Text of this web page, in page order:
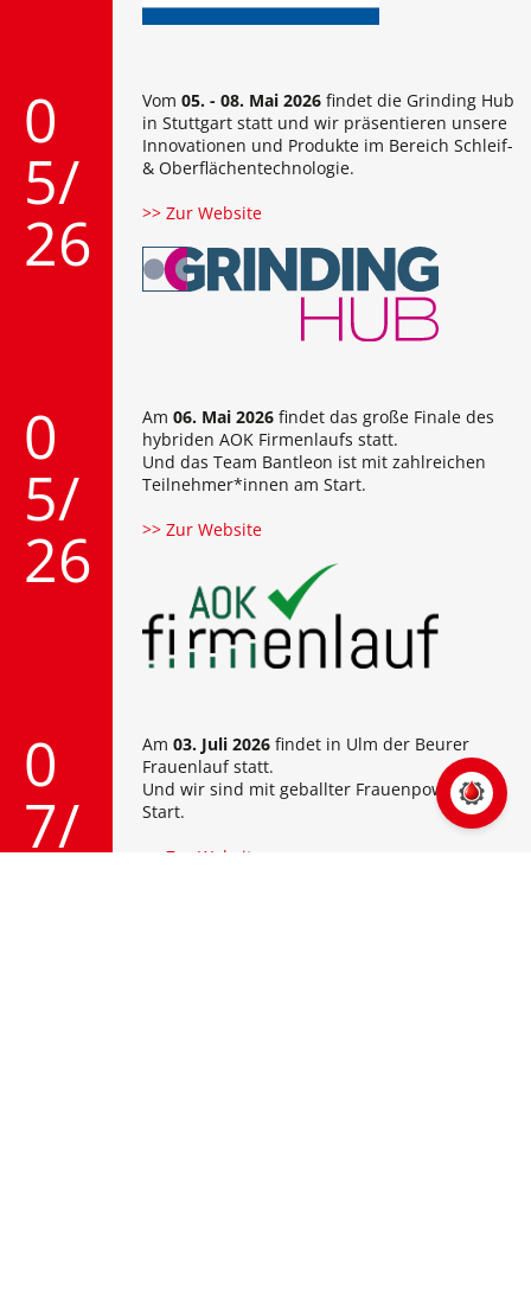
0
5/
26
Vom 05. - 08. Mai 2026 findet die Grinding Hub
in Stuttgart statt und wir präsentieren unsere
Innovationen und Produkte im Bereich Schleif-
& Oberflächentechnologie.
>> Zur Website
0
5/
26
Am 06. Mai 2026 findet das große Finale des
hybriden AOK Firmenlaufs statt.
Und das Team Bantleon ist mit zahlreichen
Teilnehmer*innen am Start.
>> Zur Website
0
7/
Am 03. Juli 2026 findet in Ulm der Beurer
Frauenlauf statt.
Und wir sind mit geballter Frauenpower am
Start.
>> Zur Website